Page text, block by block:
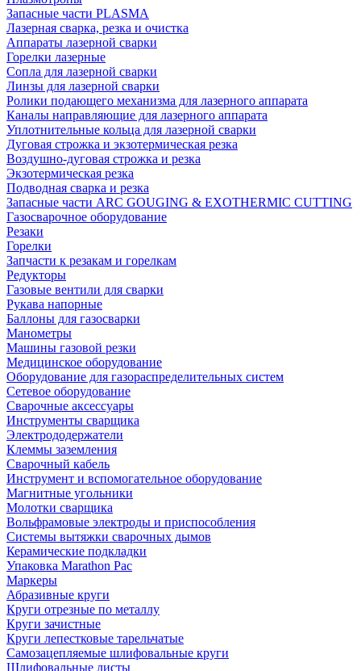
Запасные части PLASMA
Лазерная сварка, резка и очистка
Аппараты лазерной сварки
Горелки лазерные
Сопла для лазерной сварки
Линзы для лазерной сварки
Ролики подающего механизма для лазерного аппарата
Каналы направляющие для лазерного аппарата
Уплотнительные кольца для лазерной сварки
Дуговая строжка и экзотермическая резка
Воздушно-дуговая строжка и резка
Экзотермическая резка
Подводная сварка и резка
Запасные части ARC GOUGING & EXOTHERMIC CUTTING
Газосварочное оборудование
Резаки
Горелки
Запчасти к резакам и горелкам
Редукторы
Газовые вентили для сварки
Рукава напорные
Баллоны для газосварки
Манометры
Машины газовой резки
Медицинское оборудование
Оборудование для газораспределительных систем
Сетевое оборудование
Сварочные аксессуары
Инструменты сварщика
Электрододержатели
Клеммы заземления
Сварочный кабель
Инструмент и вспомогательное оборудование
Магнитные угольники
Молотки сварщика
Вольфрамовые электроды и приспособления
Системы вытяжки сварочных дымов
Керамические подкладки
Упаковка Marathon Pac
Маркеры
Абразивные круги
Круги отрезные по металлу
Круги зачистные
Круги лепестковые тарельчатые
Самозацепляемые шлифовальные круги
Шлифовальные листы